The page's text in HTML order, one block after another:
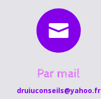

Par mail
druiuconseils@yahoo.fr